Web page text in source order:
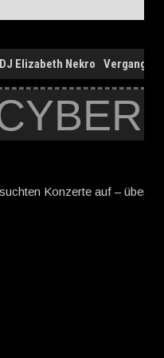
DJ Elizabeth Nekro
Konzerte auf – über